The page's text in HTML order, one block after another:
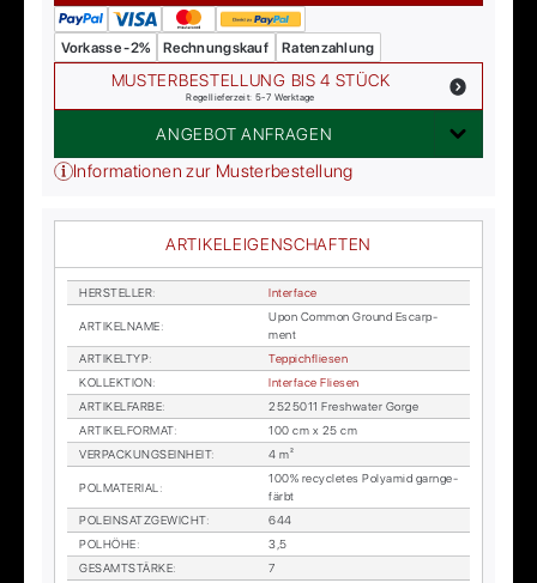
Vorkasse -2% Rechnungskauf Ratenzahlung
MUSTERBESTELLUNG BIS 4 STÜCK
Regellieferzeit: 5-7 Werktage
ANGEBOT ANFRAGEN
Informationen zur Musterbestellung
ARTIKELEIGENSCHAFTEN
HER­STEL­LER: In­ter­face
AR­TI­KEL­NA­ME:
Upon Com­mon Ground Es­carp­
ment
AR­TI­KEL­TYP:
Tep­pich­flie­sen
KOL­LEK­TI­ON:
In­ter­face Flie­sen
AR­TI­KEL­FAR­BE:
2525011 Freshwa­ter Gor­ge
AR­TI­KEL­FOR­MAT:
100 cm x 25 cm
VER­PA­CKUNGS­EIN­HEIT: 4 m²
POL­MA­TE­RI­AL :
100% re­cy­cle­tes Po­ly­amid garn­ge­
färbt
POL­EIN­SATZ­GE­WICHT:
644
POL­HÖ­HE:
3,5
GE­SAMT­STÄR­KE:
7